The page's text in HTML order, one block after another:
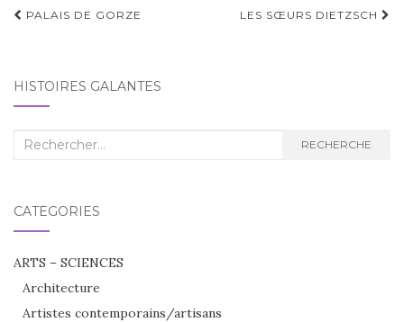
Navigation
PALAIS DE GORZE LES SŒURS DIETZSCH
HISTOIRES GALANTES
Recherche
RECHERCHE
CATÉGORIES
ARTS – SCIENCES
Architecture
Artistes contemporains/artisans